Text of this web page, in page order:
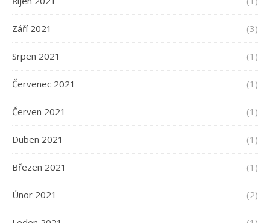
Září 2021 (3)
Srpen 2021 (1)
Červenec 2021 (1)
Červen 2021 (1)
Duben 2021 (1)
Březen 2021 (1)
Únor 2021 (2)